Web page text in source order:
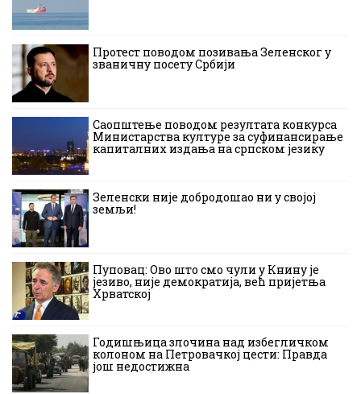
Протест поводом позивања Зеленског у
званичну посету Србији
Саопштење поводом резултата конкурса
Министарства културе за суфинансирање
капиталних издања на српском језику
Зеленски није добродошао ни у својој
земљи!
Пуповац: Ово што смо чули у Книну је
језиво, није демократија, већ пријетња
Хрватској
Годишњица злочина над избегличком
колоном на Петровачкој цести: Правда
још недостижна